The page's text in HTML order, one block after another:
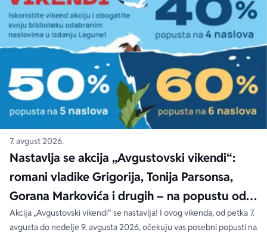
7. avgust 2026.
Nastavlja se akcija „Avgustovski vikendi“:
romani vladike Grigorija, Tonija Parsonsa,
Gorana Markovića i drugih – na popustu od
čak 40, 50 i 60%
Akcija „Avgustovski vikendi“ se nastavlja! I ovog vikenda, od petka 7.
avgusta do nedelje 9. avgusta 2026, očekuju vas posebni popusti na